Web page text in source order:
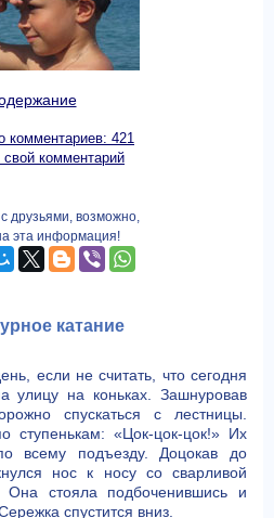
комментариев: 421
свой комментарий
друзьями, возможно,
эта информация!
катание
если не считать, что сегодня
улицу на коньках. Зашнуровав
спускаться с лестницы.
ступенькам: «Цок-цок-цок!» Их
всему подъезду. Доцокав до
нос к носу со сварливой
стояла подбоченившись и
спустится вниз.